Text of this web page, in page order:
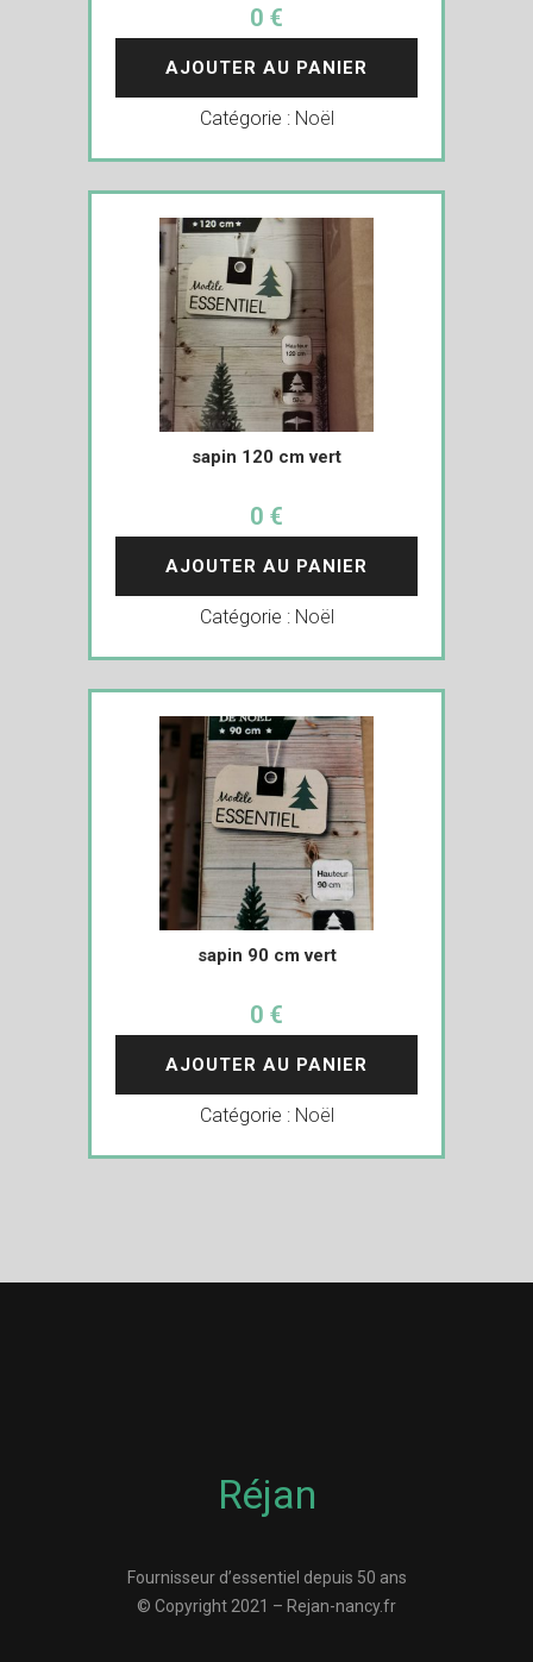
0 €
AJOUTER AU PANIER
Catégorie : Noël
sapin 120 cm vert
0 €
AJOUTER AU PANIER
Catégorie : Noël
sapin 90 cm vert
0 €
AJOUTER AU PANIER
Catégorie : Noël
Réjan
Fournisseur d’essentiel depuis 50 ans
© Copyright 2021 – Rejan-nancy.fr